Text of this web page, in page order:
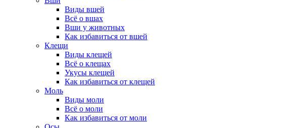
Виды вшей
Всё о вшах
Вши у животных
Как избавиться от вшей
Клещи
Виды клещей
Всё о клещах
Укусы клещей
Как избавиться от клещей
Моль
Виды моли
Всё о моли
Как избавиться от моли